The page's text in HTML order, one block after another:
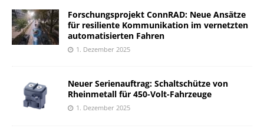
Forschungsprojekt ConnRAD: Neue Ansätze
für resiliente Kommunikation im vernetzten
automatisierten Fahren
1. Dezember 2025
Neuer Serienauftrag: Schaltschütze von
Rheinmetall für 450-Volt-Fahrzeuge
1. Dezember 2025